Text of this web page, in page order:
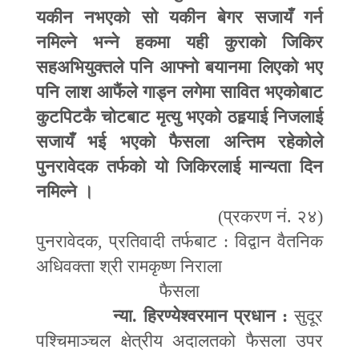
यकीन नभएको सो यकीन बेगर सजायँ गर्न
नमिल्ने भन्ने हकमा यही कुराको जिकिर
सहअभियुक्तले पनि आफ्नो बयानमा लिएको भए
पनि लाश आफैंले गाड्न लगेमा सावित भएकोबाट
कुटपिटकै चोटबाट मृत्यु भएको ठहर्‍याई निजलाई
सजायँ भई भएको फैसला अन्तिम रहेकोले
पुनरावेदक तर्फको यो जिकिरलाई मान्यता दिन
नमिल्ने ।
(प्रकरण नं. २४)
पुनरावेदक,प्रतिवादी तर्फबाट : विद्वान वैतनिक
अधिवक्ता श्री रामकृष्ण निराला
फैसला
न्या. हिरण्येश्वरमान प्रधान: सुदूर
पश्चिमाञ्चल क्षेत्रीय अदालतको फैसला उपर